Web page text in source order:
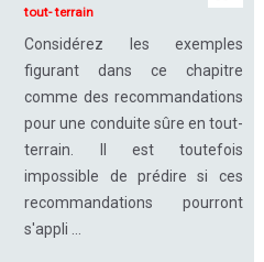
tout- terrain
Considérez les exemples
figurant dans ce chapitre
comme des recommandations
pour une conduite sûre en tout-
terrain. Il est toutefois
impossible de prédire si ces
recommandations pourront
s'appli ...